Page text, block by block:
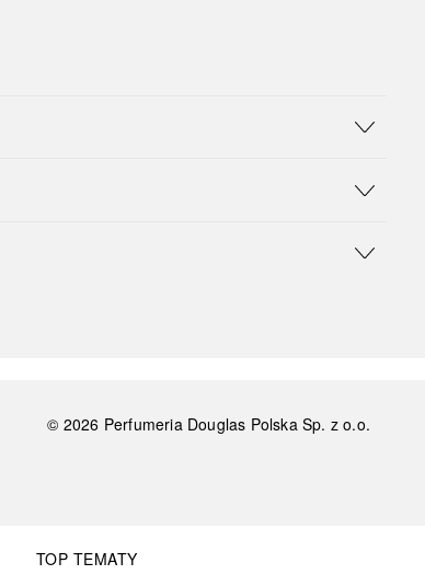
© 2026 Perfumeria Douglas Polska Sp. z o.o.
TOP TEMATY